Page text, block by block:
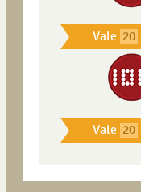
Vale 20
Vale 20